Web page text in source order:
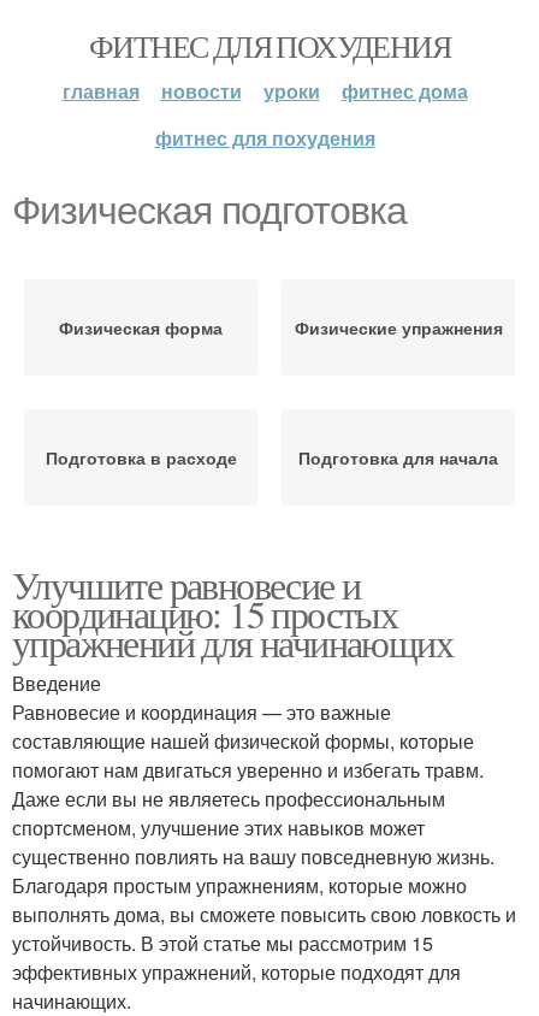
ФИТНЕС ДЛЯ ПОХУДЕНИЯ
главная новости уроки
фитнес дома
фитнес для похудения
Физическая подготовка
Физическая форма Физические упражнения
Подготовка в расходе Подготовка для начала
Улучшите равновесие и
координацию: 15 простых
упражнений для начинающих
Введение
Равновесие и координация — это важные
составляющие нашей физической формы, которые
помогают нам двигаться уверенно и избегать травм.
Даже если вы не являетесь профессиональным
спортсменом, улучшение этих навыков может
существенно повлиять на вашу повседневную жизнь.
Благодаря простым упражнениям, которые можно
выполнять дома, вы сможете повысить свою ловкость и
устойчивость. В этой статье мы рассмотрим 15
эффективных упражнений, которые подходят для
начинающих.